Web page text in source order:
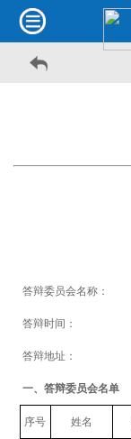
答辩委员会名称：
答辩时间：
答辩地址：
一、答辩委员会名单
序号 姓名